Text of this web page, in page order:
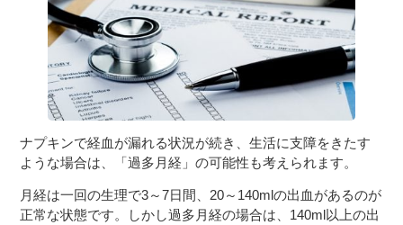
ナプキンで経血が漏れる状況が続き、生活に支障をきたす
ような場合は、「過多月経」の可能性も考えられます。
月経は一回の生理で3～7日間、20～140mlの出血があるのが
正常な状態です。しかし過多月経の場合は、140ml以上の出